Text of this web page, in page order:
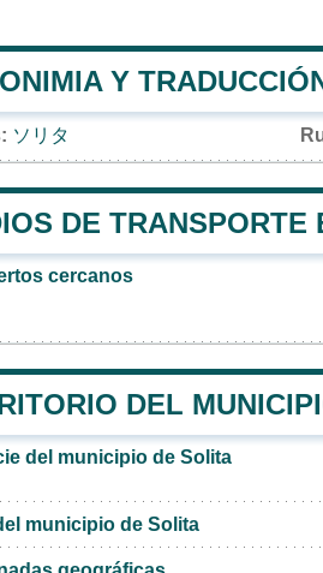
Y
ソリタ
DE TRANSPORTE
cercanos
DEL
del municipio de Solita
municipio de Solita